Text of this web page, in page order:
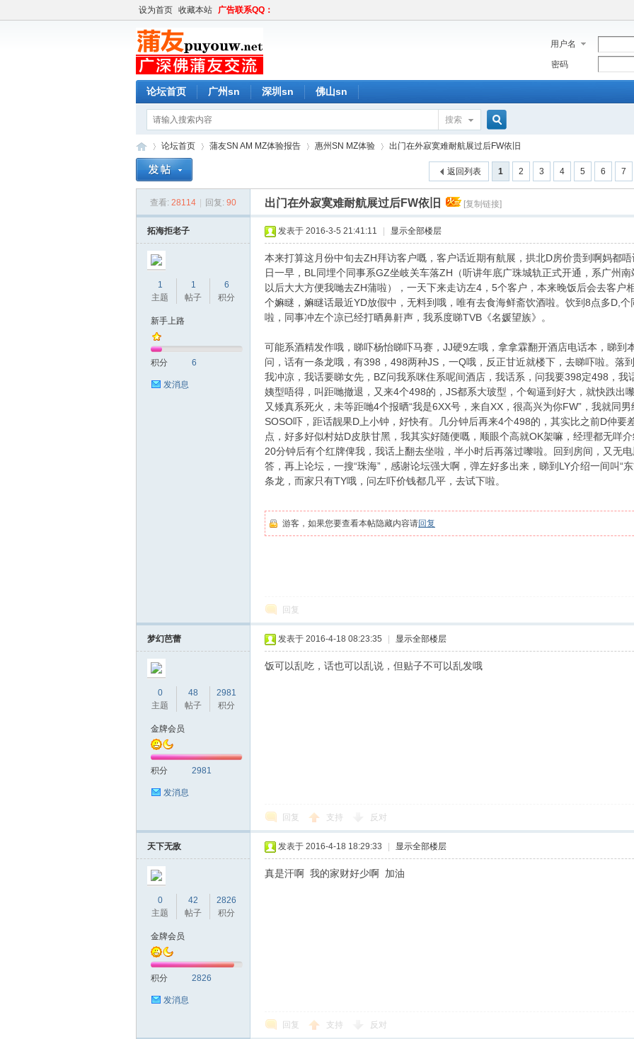
设为首页 收藏本站 广告联系QQ：
用户名
密码
论坛首页 广州sn 深圳sn 佛山sn
搜索
搜
索
»
论坛首页
›
蒲友SN AM MZ体验报告
›
惠州SN MZ体验
›
出门在外寂寞难耐航展过后FW依旧
1 2 3 4 5 6 7
返回列表
查看: 28114 回复: 90 出门在外寂寞难耐航展过后FW依旧 [复制链接]
拓海拒老子
1
主题
1
帖子
6
积分
新手上路
积分 6
发消息
发表于 2016-3-5 21:41:11 显示全部楼层
本来打算这月份中旬去ZH拜访客户嘅，客户话近期有航展，拱北D房价贵到啊妈都
日一早，BL同埋个同事系GZ坐岐关车落ZH（听讲年底广珠城轨正式开通，系广州
以后大大方便我哋去ZH蒲啦），一天下来走访左4，5个客户，本来晚饭后会去客户
个嫲瞇，嫲瞇话最近YD放假中，无料到哦，唯有去食海鲜斋饮酒啦。饮到8点多D,
啦，同事冲左个凉已经打晒鼻鼾声，我系度睇TVB《名媛望族》。
可能系酒精发作哦，睇吓杨怡睇吓马赛，JJ硬9左哦，拿拿霖翻开酒店电话本，睇到
问，话有一条龙哦，有398，498两种JS，一Q哦，反正甘近就楼下，去睇吓啦。落
我冲凉，我话要睇女先，BZ问我系咪住系呢间酒店，我话系，问我要398定498，
姨型唔得，叫距哋撤退，又来4个498的，JS都系大玻型，个匈逼到好大，就快跌出
又矮真系死火，未等距哋4个报晒“我是6XX号，来自XX，很高兴为你FW”，我就同
SOSO吓，距话靓果D上小钟，好快有。几分钟后再来4个498的，其实比之前D仲要
点，好多好似村姑D皮肤甘黑，我其实好随便嘅，顺眼个高就OK架嘛，经理都无咩
20分钟后有个红牌俾我，我话上翻去坐啦，半小时后再落过嚟啦。回到房间，又无
答，再上论坛，一搜“珠海”，感谢论坛强大啊，弹左好多出来，睇到LY介绍一间叫“
条龙，而家只有TY哦，问左吓价钱都几平，去试下啦。
游客，如果您要查看本帖隐藏内容请回复
回复
梦幻芭蕾
0
主题
48
帖子
2981
积分
金牌会员
积分 2981
发消息
发表于 2016-4-18 08:23:35 显示全部楼层
饭可以乱吃，话也可以乱说，但贴子不可以乱发哦
回复 支持 反对
天下无敌
0
主题
42
帖子
2826
积分
金牌会员
积分 2826
发消息
发表于 2016-4-18 18:29:33 显示全部楼层
真是汗啊 我的家财好少啊 加油
回复 支持 反对